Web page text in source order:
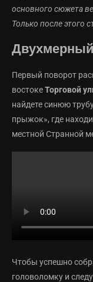
основного сюжета
Только после этого
Двухмерный
Первый поворот
востокеТорговой
найдете синюю
прыжок», где
местной Странной
Чтобы успешно
головоломку и